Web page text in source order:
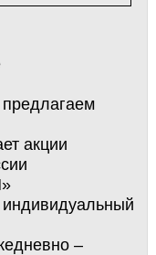
акции
индивидуальный
–